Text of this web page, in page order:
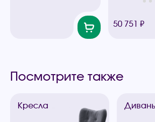
50 751 ₽
Посмотрите также
Кресла